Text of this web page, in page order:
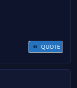
QUOTE